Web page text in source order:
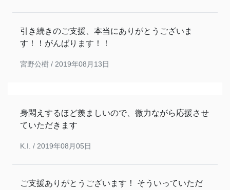
引き続きのご支援、本当にありがとうございま
す！！がんばります！！
宮野公樹 / 2019年08月13日
身悶えするほど羨ましいので、微力ながら応援させ
ていただきます
K.I. / 2019年08月05日
ご支援ありがとうございます！ そういっていただ